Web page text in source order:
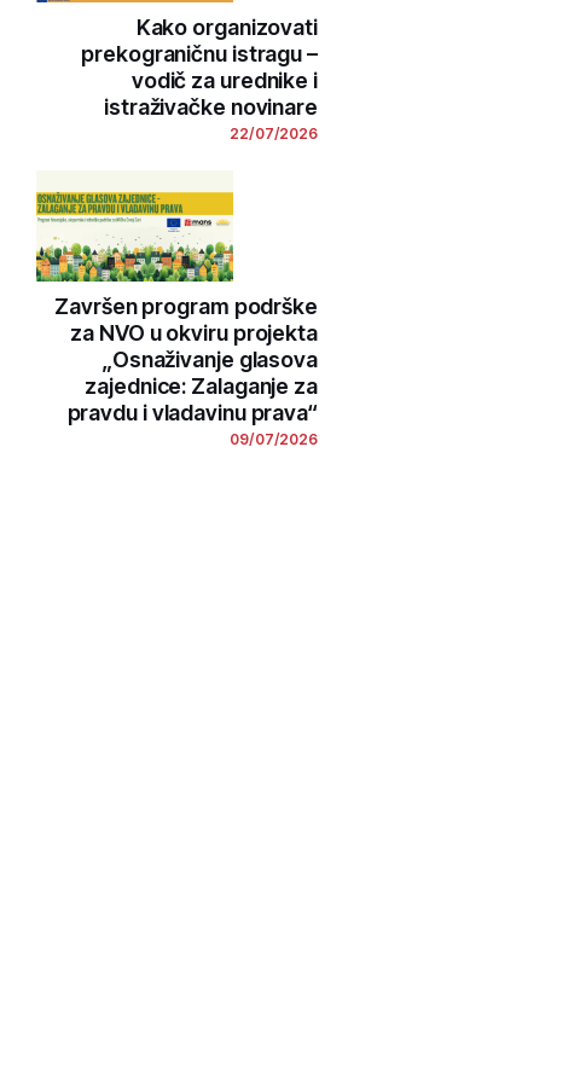
Kako organizovati
prekograničnu istragu –
vodič za urednike i
istraživačke novinare
22/07/2026
Završen program podrške
za NVO u okviru projekta
„Osnaživanje glasova
zajednice: Zalaganje za
pravdu i vladavinu prava“
09/07/2026